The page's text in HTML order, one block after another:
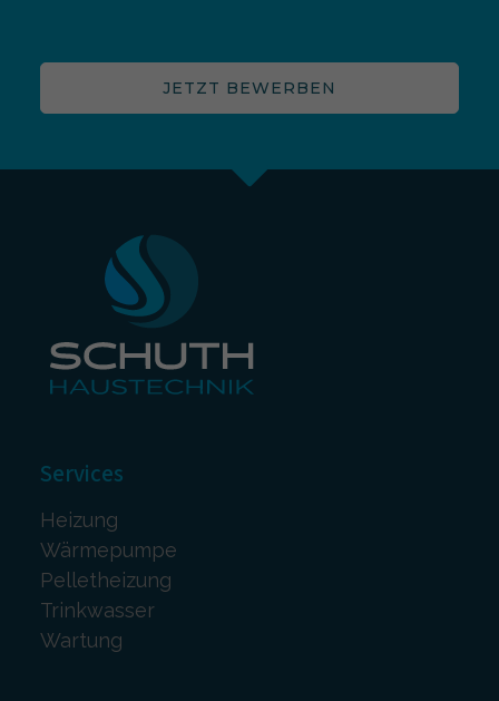
JETZT BEWERBEN
Services
Heizung
Wärmepumpe
Pelletheizung
Trinkwasser
Wartung